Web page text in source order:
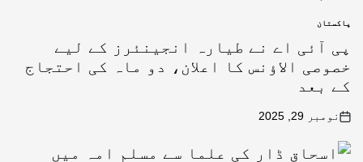
پاکستان
پی آئی اے نے طیارہ انجینئرز کے لیے
خصوصی الاؤنس کا اعلان، دو ماہ کی احتجاج
کے بعد
نومبر 29, 2025